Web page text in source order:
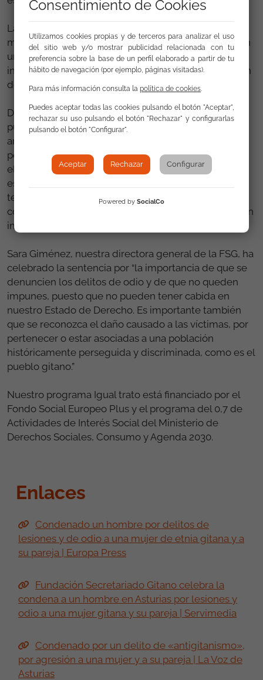
La sentencia condena al agresor a una pena de 9
meses de prisión, una pena de multa de 7 meses con
una cuota diaria de 8 euros y 4 años y 9 meses de
inhabilitación especial, así como a una indemnización
de 300 euros a cada víctima.
Desde la FSG celebramos esta resolución judicial,
pues no deja impune una conducta claramente
antigitana que buscaba amedrentar y humillar a las
personas por su origen étnico. Es importante resaltar
el papel que han jugado las víctimas que, a pesar de
estar en una situación grave de vulnerabilidad, han
tenido la valentía de denunciar los hechos y
conseguir que este tipo de delitos de odio no queden
impunes.
Sara Giménez, nuestra directora general de la FSG, ha
celebrado la sentencia por “la importancia de que se
denuncien los delitos de odio y de que no queden
impunes, puesto que no pueden tener cabida en
nuestro Estado de Derecho. Es importante también
que se reconozca el daño causado a las víctimas, por
pertenecer o estar asociadas a una población
históricamente perseguida y discriminada, como es el
pueblo gitano.”
Nuestro programa Igual trato está financiado por el
Fondo Social Europeo Plus y el programa del 0,7 de
Actividades de Interés Social del Ministerio de
Derechos Sociales, Consumo y Agenda 2030.
Enlaces
Condenado un hombre por delitos de
lesiones y de odio a una mujer de etnia gitana y a
su pareja | Europa Press
Fundación Secretariado Gitano celebra la
condena a un hombre en Asturias por lesiones y
odio a una mujer gitana y su pareja | Servimedia
Condenado por un delito de «antigitanismo»,
por agresión a una mujer y a su pareja | La Voz de
Asturias
Consentimiento de Cookies
Utilizamos cookies propias y de terceros para analizar el uso
del sitio web y/o mostrar publicidad relacionada con tu
preferencia sobre la base de un perfil elaborado a partir de tu
hábito de navegación (por ejemplo, páginas visitadas).
Para más información consulta la política de cookies.
Puedes aceptar todas las cookies pulsando el botón "Aceptar",
rechazar su uso pulsando el botón "Rechazar" y configurarlas
pulsando el botón "Configurar".
Aceptar Rechazar Configurar
Powered by SocialCo